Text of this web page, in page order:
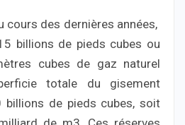
cours des dernières années,
billions de pieds cubes ou
cubes de gaz naturel
totale du gisement
billions de pieds cubes, soit